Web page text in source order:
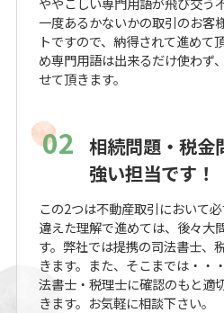
一度あるかないかの取引のお客
トですので、納得されて進めて
め専門用語は出来るだけ使わず
せて頂きます。
02 相続問題・税金
強い担当です！
この2つは不動産取引において
違えた理解で進めては、後々大
す。弊社では提携の司法書士、
きます。また、そこまでは・・
法書士・税理士に確認のもと適
きます。お気軽に相談下さい。